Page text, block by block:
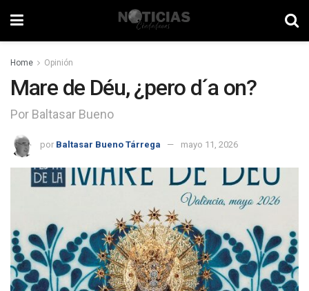
Home Opinión
Mare de Déu, ¿pero d´a on?
Por Baltasar Bueno
por Baltasar Bueno Tárrega mayo 11, 2026